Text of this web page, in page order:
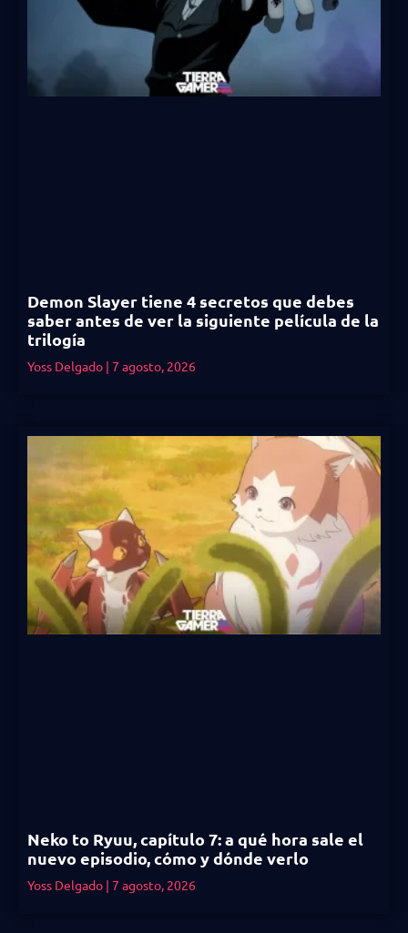
Demon Slayer tiene 4 secretos que debes
saber antes de ver la siguiente película de la
trilogía
Yoss Delgado 7 agosto, 2026
Neko to Ryuu, capítulo 7: a qué hora sale el
nuevo episodio, cómo y dónde verlo
Yoss Delgado 7 agosto, 2026